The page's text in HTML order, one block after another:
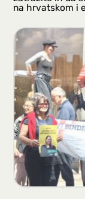
na hrvatskom i